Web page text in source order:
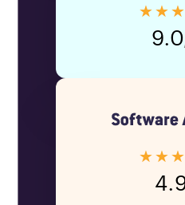
9.0